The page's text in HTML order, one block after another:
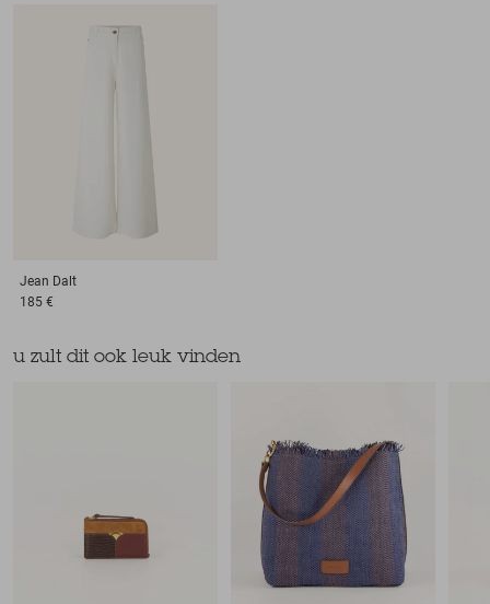
Jean Dalt
185 €
u zult dit ook leuk vinden